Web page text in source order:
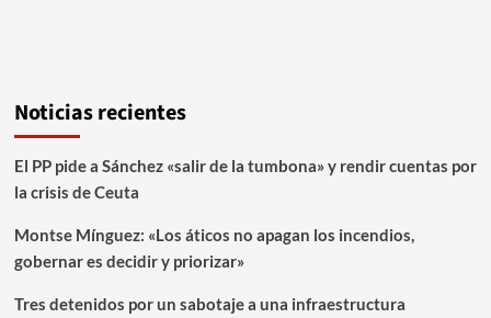
Noticias recientes
El PP pide a Sánchez «salir de la tumbona» y rendir cuentas por
la crisis de Ceuta
Montse Mínguez: «Los áticos no apagan los incendios,
gobernar es decidir y priorizar»
Tres detenidos por un sabotaje a una infraestructura